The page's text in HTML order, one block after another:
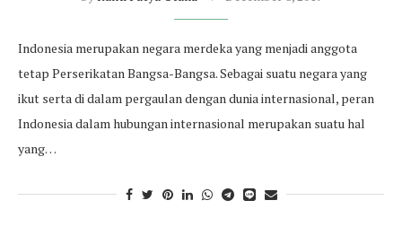
Indonesia merupakan negara merdeka yang menjadi anggota
tetap Perserikatan Bangsa-Bangsa. Sebagai suatu negara yang
ikut serta di dalam pergaulan dengan dunia internasional, peran
Indonesia dalam hubungan internasional merupakan suatu hal
yang…